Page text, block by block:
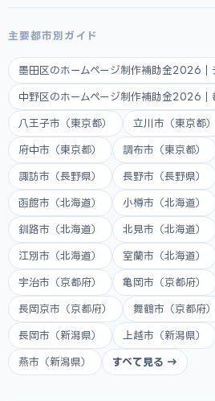
主要都市別ガイド
墨田区のホームページ制作補助金2026
中野区のホームページ制作補助金2026
八王子市（東京都） 立川市（東京都）
府中市（東京都） 調布市（東京都）
諏訪市（長野県） 長野市（長野県）
函館市（北海道） 小樽市（北海道）
釧路市（北海道） 北見市（北海道）
江別市（北海道） 室蘭市（北海道）
宇治市（京都府） 亀岡市（京都府）
長岡京市（京都府） 舞鶴市（京都府）
長岡市（新潟県） 上越市（新潟県）
燕市（新潟県） すべて見る →